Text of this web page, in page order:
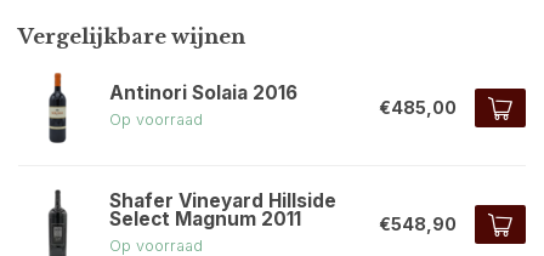
Vergelijkbare wijnen
Antinori Solaia 2016
Op voorraad
€485,00
Shafer Vineyard Hillside
Select Magnum 2011
Op voorraad
€548,90